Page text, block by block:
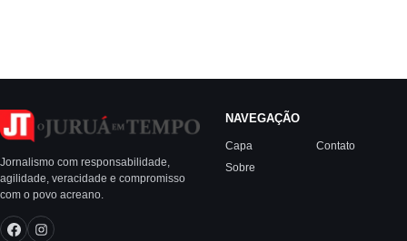
Jornalismo com responsabilidade,
agilidade, veracidade e compromisso
com o povo acreano.
NAVEGAÇÃO
Capa
Sobre
Contato